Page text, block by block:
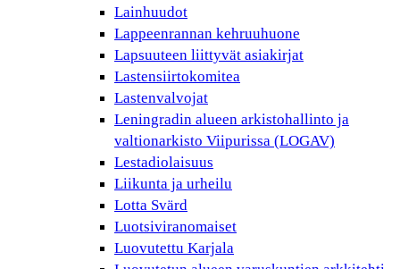
Lainhuudot
Lappeenrannan kehruuhuone
Lapsuuteen liittyvät asiakirjat
Lastensiirtokomitea
Lastenvalvojat
Leningradin alueen arkistohallinto ja
valtionarkisto Viipurissa (LOGAV)
Lestadiolaisuus
Liikunta ja urheilu
Lotta Svärd
Luotsiviranomaiset
Luovutettu Karjala